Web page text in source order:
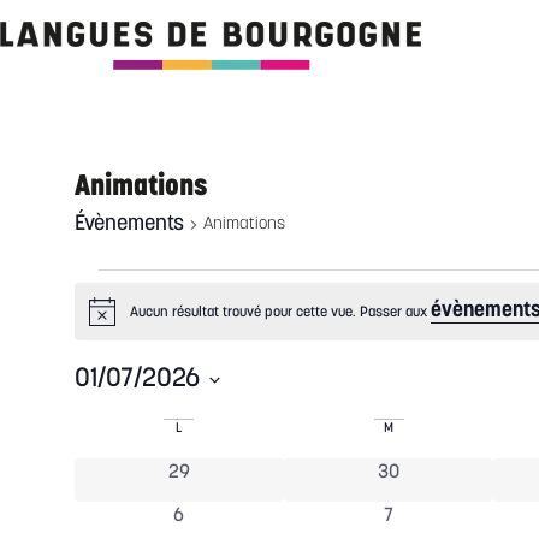
Animations
Évènements Animations
Notice Aucun résultat trouvé pour cette vue. Passer aux
01/07/2026
Calendrier
L M
0 évènements
29 0 évènements
30
0 évènements
6 0 évènements
7